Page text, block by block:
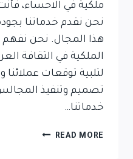
ملكية في الاحساء،
نحن نقدم خدماتنا
هذا المجال. نحن نفهم
الملكية في الثقافة
لتلبية توقعات
تصميم وتنفيذ
خدماتنا…
READ MORE